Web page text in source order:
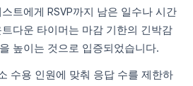
트에게 RSVP까지 남은 일수나 시간
다운 타이머는 마감 기한의 긴박감
높이는 것으로 입증되었습니다.
수용 인원에 맞춰 응답 수를 제한하